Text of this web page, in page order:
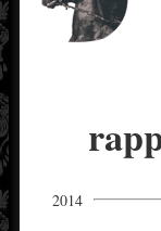
2014